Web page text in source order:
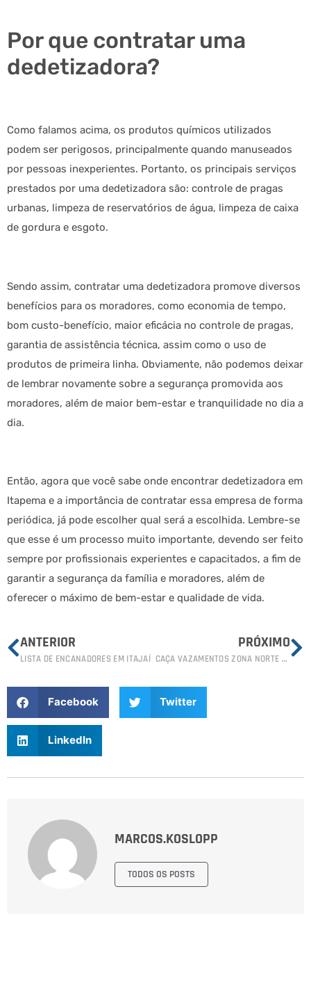
Por que contratar uma
dedetizadora?
Como falamos acima, os produtos químicos utilizados
podem ser perigosos, principalmente quando manuseados
por pessoas inexperientes. Portanto, os principais serviços
prestados por uma dedetizadora são: controle de pragas
urbanas, limpeza de reservatórios de água, limpeza de caixa
de gordura e esgoto.
Sendo assim, contratar uma dedetizadora promove diversos
benefícios para os moradores, como economia de tempo,
bom custo-benefício, maior eficácia no controle de pragas,
garantia de assistência técnica, assim como o uso de
produtos de primeira linha. Obviamente, não podemos deixar
de lembrar novamente sobre a segurança promovida aos
moradores, além de maior bem-estar e tranquilidade no dia a
dia.
Então, agora que você sabe onde encontrar dedetizadora em
Itapema e a importância de contratar essa empresa de forma
periódica, já pode escolher qual será a escolhida. Lembre-se
que esse é um processo muito importante, devendo ser feito
sempre por profissionais experientes e capacitados, a fim de
garantir a segurança da família e moradores, além de
oferecer o máximo de bem-estar e qualidade de vida.
ANTERIOR
LISTA DE ENCANADORES EM ITAJAÍ
PRÓXIMO
CAÇA VAZAMENTOS ZONA NORTE SÃO PAULO SP
Facebook Twitter
LinkedIn
MARCOS.KOSLOPP
TODOS OS POSTS